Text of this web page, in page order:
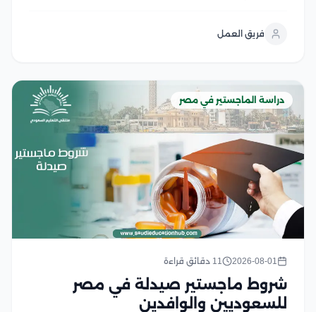
استعدادك الكامل، وفي هذا المقال نستعرض...
فريق العمل
دراسة الماجستير في مصر
2026-08-01 11 دقائق قراءة
شروط ماجستير صيدلة في مصر
للسعوديين والوافدين